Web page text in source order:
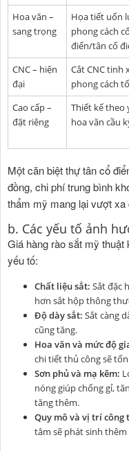
Hoa văn –
sang trọng
Họa tiết uốn
phong cách cổ
điển/tân cổ
CNC – hiện
đại
Cắt CNC tinh
phong cách
Cao cấp –
đặt riêng
Thiết kế theo
hoa văn cầu
Một căn biệt thự tân cổ
đồng, chi phí trung bình
thẩm mỹ mang lại vượt xa
b. Các yếu tố ảnh
Giá hàng rào sắt mỹ thuật
yếu tố:
Chất liệu sắt: Sắt đặc
hơn sắt hộp thông
Độ dày sắt: Sắt càng
cũng tăng.
Hoa văn và mức độ
chi tiết thủ công sẽ
Sơn phủ và mạ kẽm:
nóng giúp chống gỉ,
tăng thêm.
Quy mô và vị trí công
tâm sẽ phát sinh